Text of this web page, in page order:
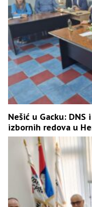
Nešić u Gacku: DNS
izbornih redova u